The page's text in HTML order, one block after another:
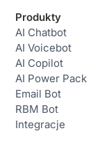
Produkty
AI Chatbot
AI Voicebot
AI Copilot
AI Power Pack
Email Bot
RBM Bot
Integracje